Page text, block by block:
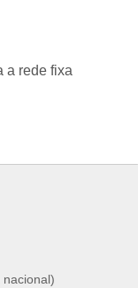
a rede fixa